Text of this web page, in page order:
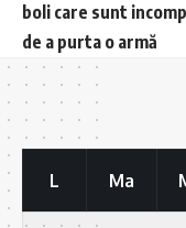
boli care sunt
de a purta o armă
L Ma